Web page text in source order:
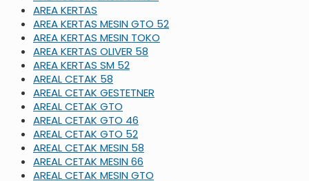
AREA KERTAS
AREA KERTAS MESIN GTO 52
AREA KERTAS MESIN TOKO
AREA KERTAS OLIVER 58
AREA KERTAS SM 52
AREAL CETAK 58
AREAL CETAK GESTETNER
AREAL CETAK GTO
AREAL CETAK GTO 46
AREAL CETAK GTO 52
AREAL CETAK MESIN 58
AREAL CETAK MESIN 66
AREAL CETAK MESIN GTO